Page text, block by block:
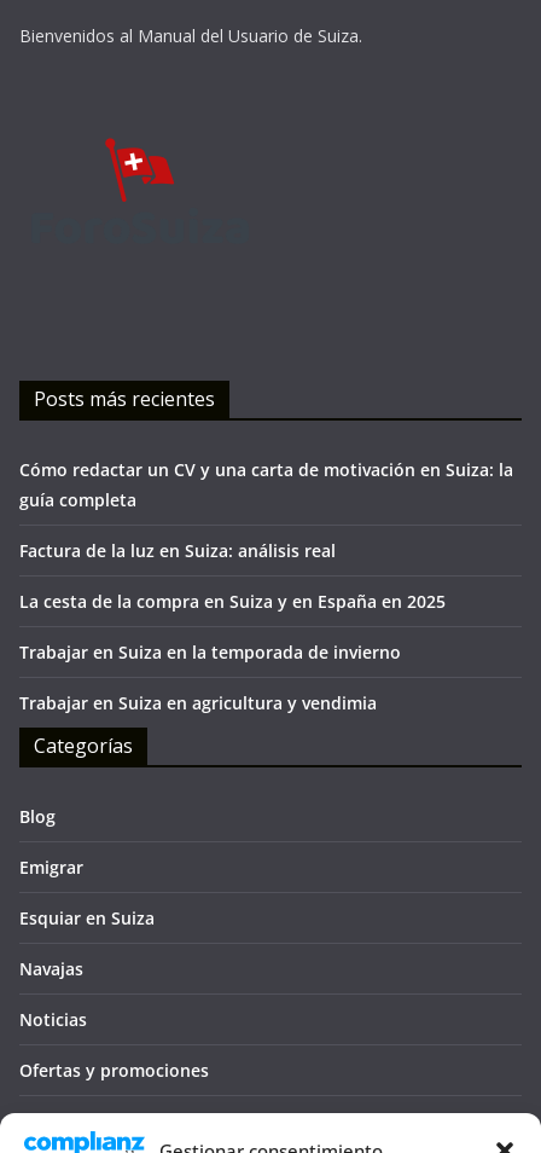
Bienvenidos al Manual del Usuario de Suiza.
Posts más recientes
Cómo redactar un CV y una carta de motivación en Suiza: la
guía completa
Factura de la luz en Suiza: análisis real
La cesta de la compra en Suiza y en España en 2025
Trabajar en Suiza en la temporada de invierno
Trabajar en Suiza en agricultura y vendimia
Categorías
Blog
Emigrar
Esquiar en Suiza
Navajas
Noticias
Ofertas y promociones
Seguro médico